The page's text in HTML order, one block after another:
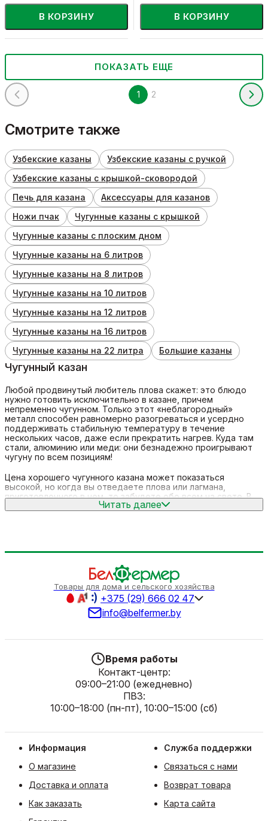
В КОРЗИНУ В КОРЗИНУ
ПОКАЗАТЬ ЕЩЕ
1 2
Смотрите также
Узбекские казаны
Узбекские казаны с ручкой
Узбекские казаны с крышкой-сковородой
Печь для казана
Аксессуары для казанов
Ножи пчак
Чугунные казаны с крышкой
Чугунные казаны с плоским дном
Чугунные казаны на 6 литров
Чугунные казаны на 8 литров
Чугунные казаны на 10 литров
Чугунные казаны на 12 литров
Чугунные казаны на 16 литров
Чугунные казаны на 22 литра
Большие казаны
Чугунный казан
Любой продвинутый любитель плова скажет: это блюдо
нужно готовить исключительно в казане, причем
непременно чугунном. Только этот «неблагородный»
металл способен равномерно разогреваться и усердно
поддерживать стабильную температуру в течение
нескольких часов, даже если прекратить нагрев. Куда там
стали, алюминию или меди: они безнадежно проигрывают
чугуну по всем позициям!
Цена хорошего чугунного казана может показаться
высокой, но когда вы отведаете плова или лагмана,
приготовленного в нем, то забудете обо всем на свете. В
том числе, и о деньгах которые вы даже не потратили, а
необходимые для приготовления вкуснейшего плова!
Как выбрать чугунный казан?
Итак, мы выяснили, что правильный казан должен быть
выборе?
Рекомендуем обратить внимание на:
Объем. Казаны небольшого размера (до 6-8 л) обычно
предназначены для дома либо пикников с выездом
природу. Наибольшей популярностью пользуются
Читать далее
Товары для дома и сельского хозяйства
+375 (29) 666 02 47
info@belfermer.by
Время работы
Контакт-центр:
09:00–21:00 (ежедневно)
ПВЗ:
10:00–18:00 (пн-пт), 10:00–15:00 (сб)
Информация
О магазине
Доставка и оплата
Как заказать
Служба поддержки
Связаться с нами
Возврат товара
Карта сайта